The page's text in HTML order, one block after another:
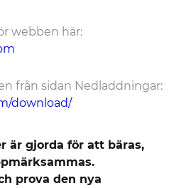
webben här:
från sidan Nedladdningar:
download/
är gjorda för att bäras,
prova den nya